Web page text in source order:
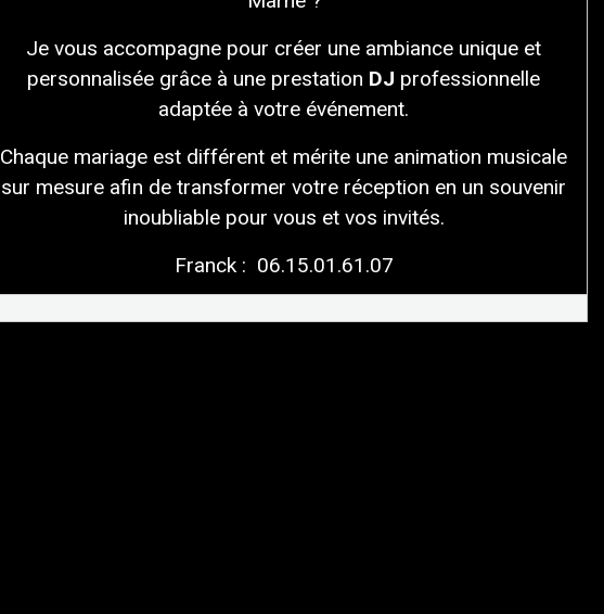
Je vous accompagne pour créer une ambiance unique et
personnalisée grâce à une prestation DJ professionnelle
adaptée à votre événement.
Chaque mariage est différent et mérite une animation musicale
sur mesure afin de transformer votre réception en un souvenir
inoubliable pour vous et vos invités.
Franck : 06.15.01.61.07